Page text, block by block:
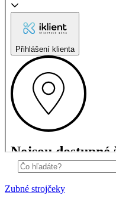
Zubné strojčeky